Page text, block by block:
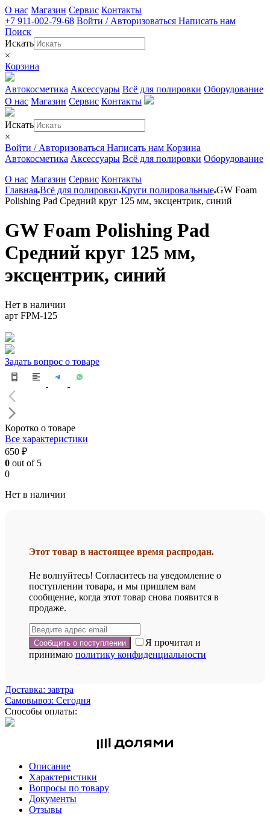
О нас Магазин Сервис Контакты
+7 911-002-79-68 Войти / Авторизоваться Написать нам
Поиск
Искать
×
Корзина
Автокосметика Аксессуары Всё для полировки Оборудование
О нас Магазин Сервис Контакты
Искать
×
Войти / Авторизоваться Написать нам Корзина
Автокосметика Аксессуары Всё для полировки Оборудование
О нас Магазин Сервис Контакты
Главная Всё для полировки Круги полировальные GW Foam
Polishing Pad Средний круг 125 мм, эксцентрик, синий
GW Foam Polishing Pad
Средний круг 125 мм,
эксцентрик, синий
Нет в наличии
арт FPM-125
Задать вопрос о товаре
Коротко о товаре
Все характеристики
650 ₽
0 out of 5
0
Нет в наличии
Этот товар в настоящее время распродан.
Не волнуйтесь! Согласитесь на уведомление о
поступлении товара, и мы пришлем вам
сообщение, когда этот товар снова появится в
продаже.
Я прочитал и
принимаю политику конфиденциальности
Доставка: завтра
Самовывоз: Сегодня
Способы оплаты:
Описание
Характеристики
Вопросы по товару
Документы
Отзывы